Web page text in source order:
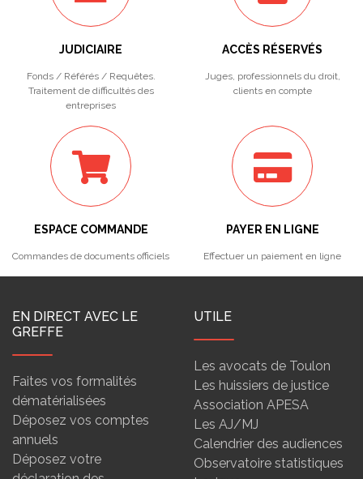
JUDICIAIRE
Fonds / Référés / Requêtes.
Traitement de difficultés des
entreprises
ACCÈS RÉSERVÉS
Juges, professionnels du droit,
clients en compte
ESPACE COMMANDE
Commandes de documents officiels
PAYER EN LIGNE
Effectuer un paiement en ligne
EN DIRECT AVEC LE
GREFFE
Faites vos formalités
dématérialisées
Déposez vos comptes
annuels
Déposez votre
UTILE
Les avocats de Toulon
Les huissiers de justice
Association APESA
Les AJ/MJ
Calendrier des audiences
Observatoire statistiques